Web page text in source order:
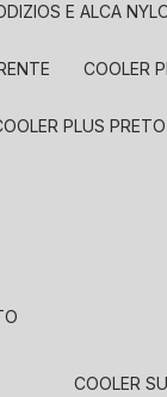
E ALCA
COOLER
COOLER PLUS
COOLER